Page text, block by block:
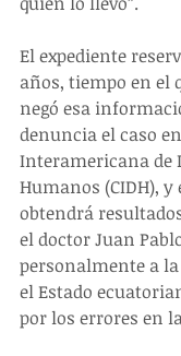
El expediente
años, tiempo en el
negó esa
denuncia el caso
Interamericana de
Humanos (CIDH), y
obtendrá
el doctor Juan
personalmente a
el Estado
por los errores en